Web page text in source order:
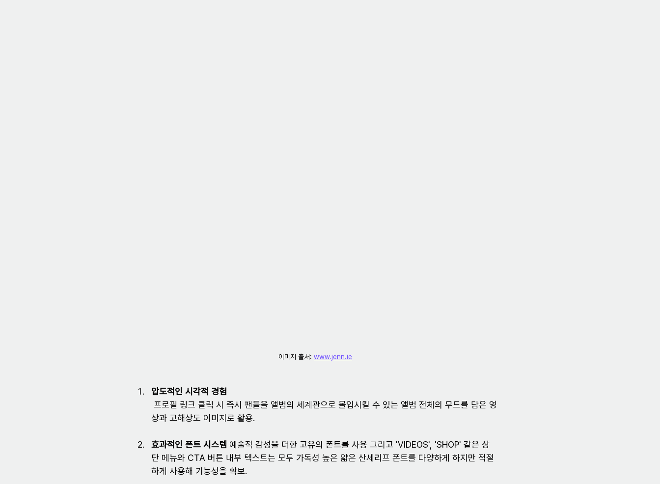
이미지 출처: www.jenn.ie
압도적인 시각적 경험
프로필 링크 클릭 시 즉시 팬들을 앨범의 세계관으로 몰입시킬 수 있는 앨범 전체의 무드를 담은 영
상과 고해상도 이미지로 활용.
효과적인 폰트 시스템 예술적 감성을 더한 고유의 폰트를 사용 그리고 'VIDEOS', 'SHOP' 같은 상
단 메뉴와 CTA 버튼 내부 텍스트는 모두 가독성 높은 얇은 산세리프 폰트를 다양하게 하지만 적절
하게 사용해 기능성을 확보.